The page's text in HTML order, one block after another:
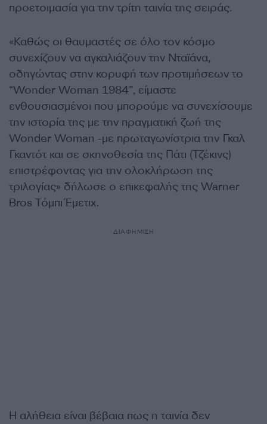
προετοιμασία για την τρίτη ταινία της σειράς.
«Καθώς οι θαυμαστές σε όλο τον κόσμο
συνεχίζουν να αγκαλιάζουν την Νταϊάνα,
οδηγώντας στην κορυφή των προτιμήσεων το
“Wonder Woman 1984”, είμαστε
ενθουσιασμένοι που μπορούμε να συνεχίσουμε
την ιστορία της με την πραγματική ζωή της
Wonder Woman -με πρωταγωνίστρια την Γκαλ
Γκαντότ και σε σκηνοθεσία της Πάτι (Τζέκινς)
επιστρέφοντας για την ολοκλήρωση της
τριλογίας» δήλωσε ο επικεφαλής της Warner
Bros Τόμπι Έμετιχ.
ΔΙΑΦΗΜΙΣΗ
Η αλήθεια είναι βέβαια πως η ταινία δεν